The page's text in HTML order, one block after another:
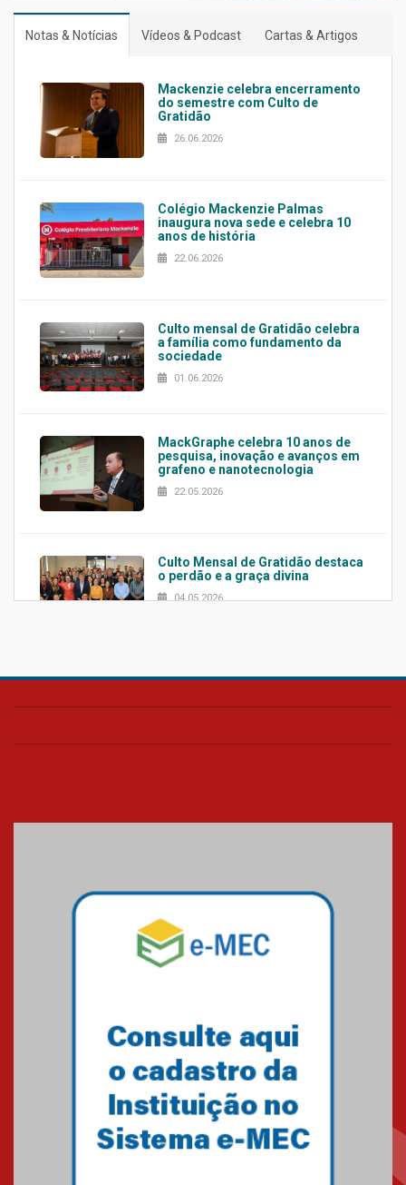
Notas & Notícias Vídeos & Podcast Cartas & Artigos
Mackenzie celebra encerramento
do semestre com Culto de
Gratidão
26.06.2026
Colégio Mackenzie Palmas
inaugura nova sede e celebra 10
anos de história
22.06.2026
Culto mensal de Gratidão celebra
a família como fundamento da
sociedade
01.06.2026
MackGraphe celebra 10 anos de
pesquisa, inovação e avanços em
grafeno e nanotecnologia
22.05.2026
Culto Mensal de Gratidão destaca
o perdão e a graça divina
04.05.2026
Confira como foi o culto mensal
Mackenzie mobiliza campanha
solidária para apoiar famílias em
Minas Gerais
Primeiro culto do ano ressalta o
27.02.2026